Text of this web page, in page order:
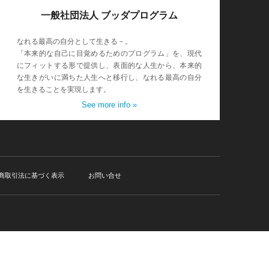
一般社団法人 ブッダプログラム
なれる最高の自分として生きる－。
「本来的な自己に目覚めるためのプログラム」を、現代
にフィットする形で提供し、表面的な人生から、本来的
な生きがいに満ちた人生へと移行し、なれる最高の自分
を生きることを実現します。
See more info »
取引法に基づく表示 お問い合せ